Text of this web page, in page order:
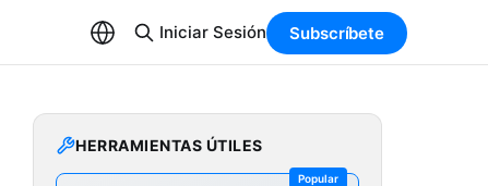
Iniciar Sesión Subscríbete
HERRAMIENTAS ÚTILES
Popular